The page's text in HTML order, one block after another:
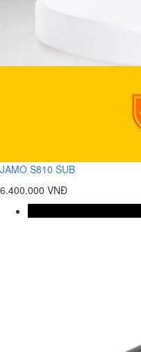
JAMO S810 SUB
6.400.000 VNĐ